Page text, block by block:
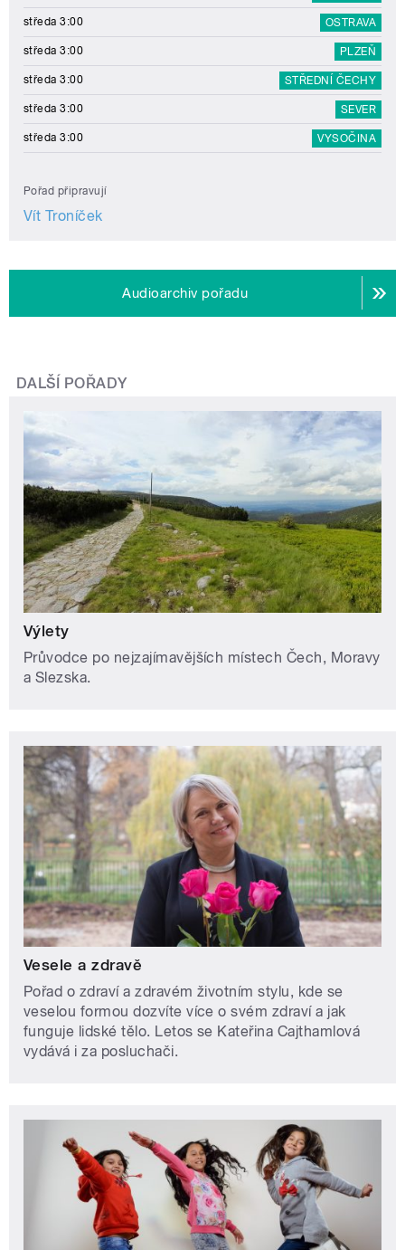
středa 3:00 OSTRAVA
středa 3:00 PLZEŇ
středa 3:00 STŘEDNÍ ČECHY
středa 3:00 SEVER
středa 3:00 VYSOČINA
Pořad připravují
Vít Troníček
Audioarchiv pořadu
DALŠÍ POŘADY
Výlety
Průvodce po nejzajímavějších místech Čech, Moravy
a Slezska.
Vesele a zdravě
Pořad o zdraví a zdravém životním stylu, kde se
veselou formou dozvíte více o svém zdraví a jak
funguje lidské tělo. Letos se Kateřina Cajthamlová
vydává i za posluchači.